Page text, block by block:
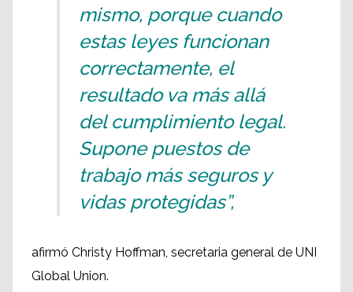
mismo, porque cuando
estas leyes funcionan
correctamente, el
resultado va más allá
del cumplimiento legal.
Supone puestos de
trabajo más seguros y
vidas protegidas”,
afirmó Christy Hoffman, secretaria general de UNI
Global Union.